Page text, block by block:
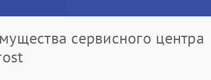
сервисного центра